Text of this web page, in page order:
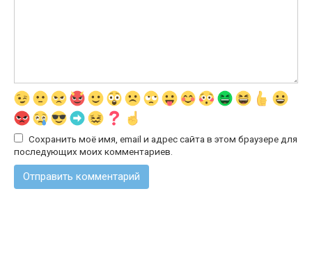
Сохранить моё имя, email и адрес сайта в этом браузере для
последующих моих комментариев.